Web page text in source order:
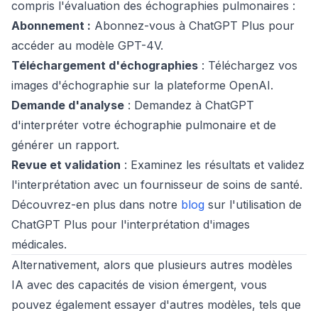
compris l'évaluation des échographies pulmonaires :
Abonnement : Abonnez-vous à ChatGPT Plus pour
accéder au modèle GPT-4V.
Téléchargement d'échographies : Téléchargez vos
images d'échographie sur la plateforme OpenAI.
Demande d'analyse : Demandez à ChatGPT
d'interpréter votre échographie pulmonaire et de
générer un rapport.
Revue et validation : Examinez les résultats et validez
l'interprétation avec un fournisseur de soins de santé.
Découvrez-en plus dans notre blog sur l'utilisation de
ChatGPT Plus pour l'interprétation d'images
médicales.
Alternativement, alors que plusieurs autres modèles
IA avec des capacités de vision émergent, vous
pouvez également essayer d'autres modèles, tels que